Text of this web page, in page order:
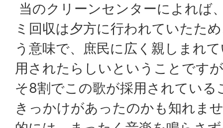
当のクリーンセンターによれば
ミ回収は夕方に行われていたた
う意味で、庶民に広く親しまれ
用されたらしいということです
そ8割でこの歌が採用されている
きっかけがあったのかも知れま